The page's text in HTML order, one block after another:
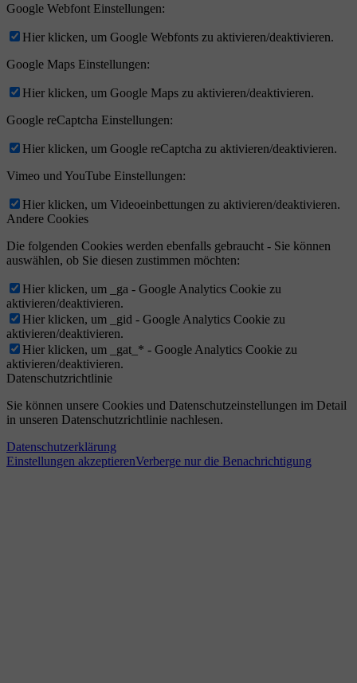
Google Webfont Einstellungen:
Hier klicken, um Google Webfonts zu aktivieren/deaktivieren.
Google Maps Einstellungen:
Hier klicken, um Google Maps zu aktivieren/deaktivieren.
Google reCaptcha Einstellungen:
Hier klicken, um Google reCaptcha zu aktivieren/deaktivieren.
Vimeo und YouTube Einstellungen:
Hier klicken, um Videoeinbettungen zu aktivieren/deaktivieren.
Andere Cookies
Die folgenden Cookies werden ebenfalls gebraucht - Sie können
auswählen, ob Sie diesen zustimmen möchten:
Hier klicken, um _ga - Google Analytics Cookie zu
aktivieren/deaktivieren.
Hier klicken, um _gid - Google Analytics Cookie zu
aktivieren/deaktivieren.
Hier klicken, um _gat_* - Google Analytics Cookie zu
aktivieren/deaktivieren.
Datenschutzrichtlinie
Sie können unsere Cookies und Datenschutzeinstellungen im Detail
in unseren Datenschutzrichtlinie nachlesen.
Datenschutzerklärung
Einstellungen akzeptierenVerberge nur die Benachrichtigung